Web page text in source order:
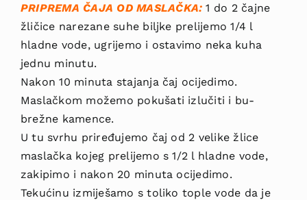
PRIPREMA ČAJA OD MASLAČKA: 1 do 2 čajne
žličice narezane suhe biljke prelijemo 1/4 l
hladne vode, ugrijemo i ostavimo neka kuha
jednu minutu.
Nakon 10 minuta stajanja čaj ocijedimo.
Maslačkom možemo pokušati izlučiti i bu­
brežne kamence.
U tu svrhu priređujemo čaj od 2 velike žlice
maslačka kojeg prelijemo s 1/2 l hladne vode,
zakipimo i nakon 20 minuta ocijedimo.
Tekućinu izmiješamo s toliko tople vode da je